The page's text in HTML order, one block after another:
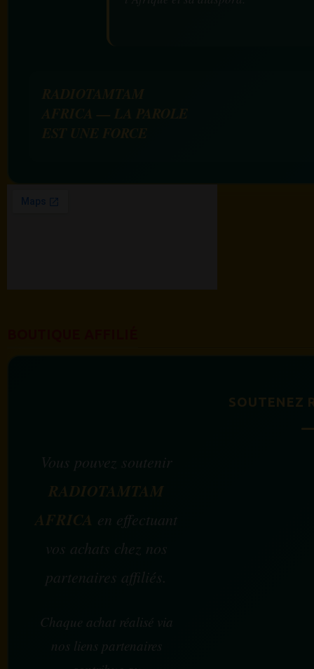
SOUTENEZ
Vous pouvez soutenir
RADIOTAMTAM
AFRICA en effectuant
vos achats chez nos
partenaires affiliés.
Chaque achat réalisé via
nos liens partenaires